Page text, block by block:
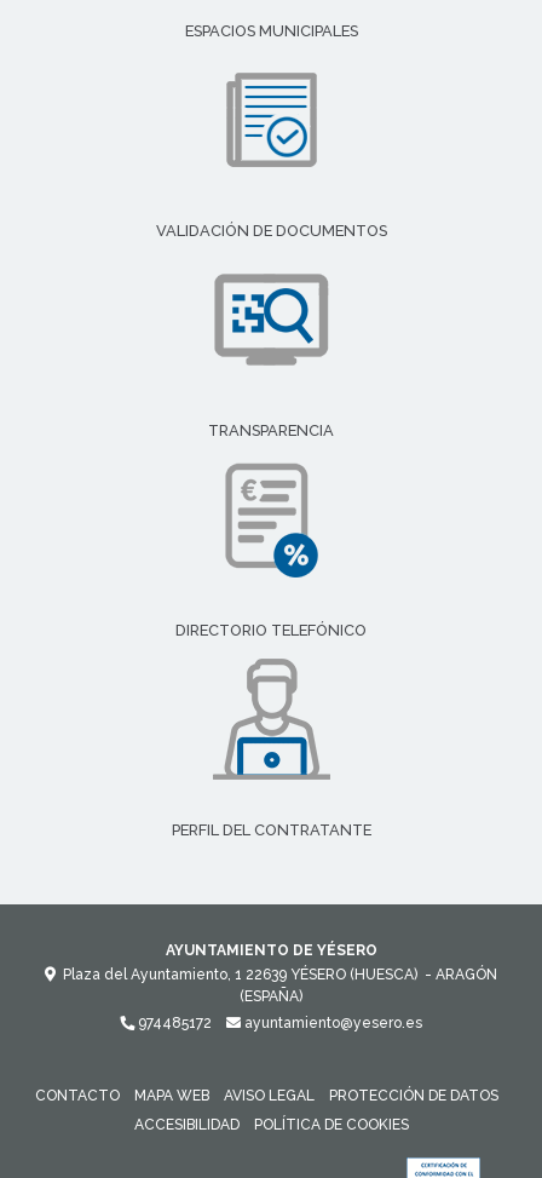
ESPACIOS MUNICIPALES
VALIDACIÓN DE DOCUMENTOS
TRANSPARENCIA
DIRECTORIO TELEFÓNICO
PERFIL DEL CONTRATANTE
AYUNTAMIENTO DE YÉSERO
Plaza del Ayuntamiento, 1 22639 YÉSERO (HUESCA) - ARAGÓN
(ESPAÑA)
974485172
ayuntamiento@yesero.es
CONTACTO MAPA WEB AVISO LEGAL
PROTECCIÓN DE DATOS
ACCESIBILIDAD
POLÍTICA DE COOKIES